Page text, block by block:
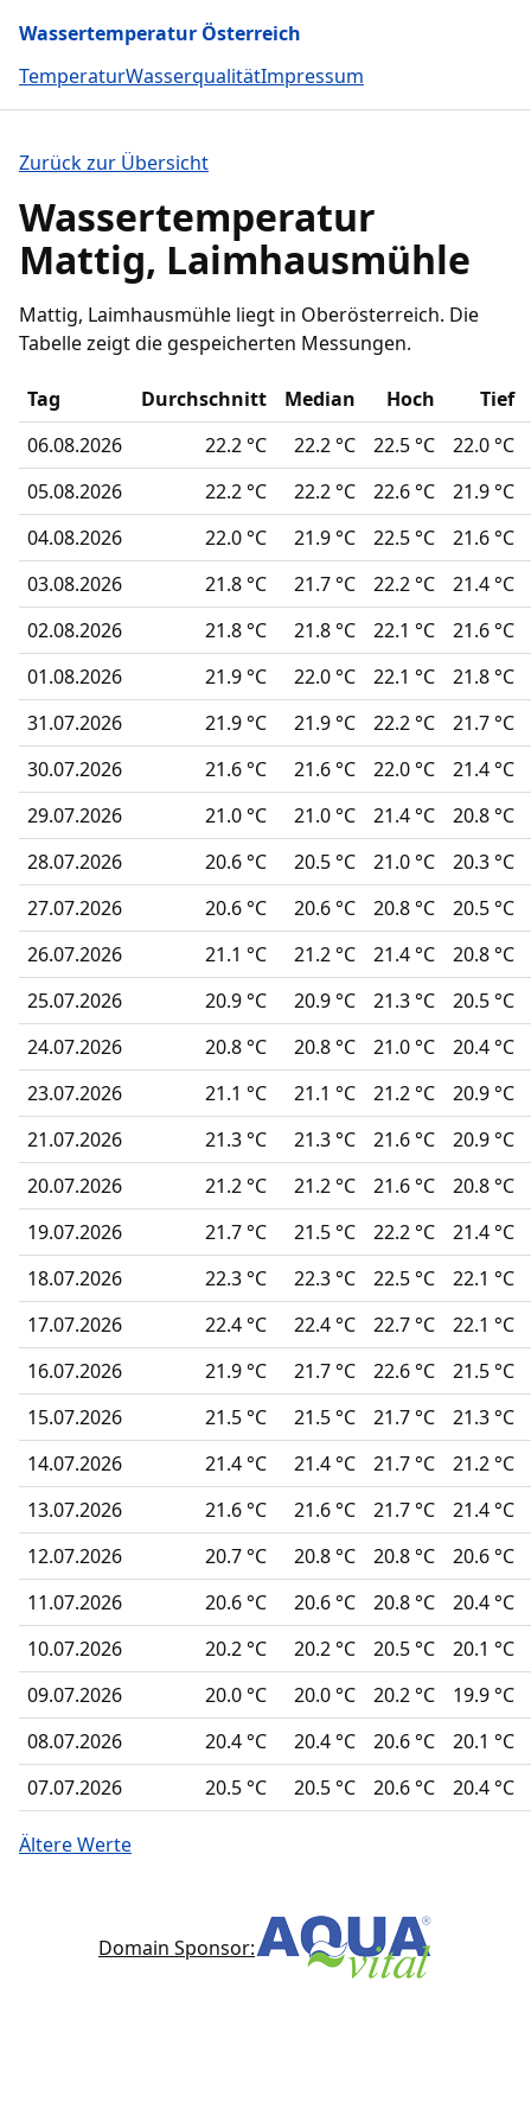
Wassertemperatur Österreich
TemperaturWasserqualitätImpressum
Zurück zur Übersicht
Wassertemperatur
Mattig, Laimhausmühle
Mattig, Laimhausmühle liegt in Oberösterreich. Die
Tabelle zeigt die gespeicherten Messungen.
Tag Durchschnitt Median Hoch
Tief
06.08.2026
22.2 °C 22.2 °C 22.5 °C
22.0 °C
05.08.2026
22.2 °C 22.2 °C 22.6 °C
21.9 °C
04.08.2026
22.0 °C 21.9 °C 22.5 °C
21.6 °C
03.08.2026
21.8 °C 21.7 °C 22.2 °C
21.4 °C
02.08.2026
21.8 °C 21.8 °C 22.1 °C
21.6 °C
01.08.2026
21.9 °C 22.0 °C 22.1 °C
21.8 °C
31.07.2026
21.9 °C 21.9 °C 22.2 °C
21.7 °C
30.07.2026
21.6 °C 21.6 °C 22.0 °C
21.4 °C
29.07.2026
21.0 °C 21.0 °C 21.4 °C
20.8 °C
28.07.2026
20.6 °C 20.5 °C 21.0 °C
20.3 °C
27.07.2026
20.6 °C 20.6 °C 20.8 °C
20.5 °C
26.07.2026
21.1 °C 21.2 °C 21.4 °C
20.8 °C
25.07.2026
20.9 °C 20.9 °C 21.3 °C
20.5 °C
24.07.2026
20.8 °C 20.8 °C 21.0 °C
20.4 °C
23.07.2026
21.1 °C 21.1 °C 21.2 °C
20.9 °C
21.07.2026
21.3 °C 21.3 °C 21.6 °C
20.9 °C
20.07.2026
21.2 °C 21.2 °C 21.6 °C
20.8 °C
19.07.2026
21.7 °C 21.5 °C 22.2 °C
21.4 °C
18.07.2026
22.3 °C 22.3 °C 22.5 °C
22.1 °C
17.07.2026
22.4 °C 22.4 °C 22.7 °C
22.1 °C
16.07.2026
21.9 °C 21.7 °C 22.6 °C
21.5 °C
15.07.2026
21.5 °C 21.5 °C 21.7 °C
21.3 °C
14.07.2026
21.4 °C 21.4 °C 21.7 °C
21.2 °C
13.07.2026
21.6 °C 21.6 °C 21.7 °C
21.4 °C
12.07.2026
20.7 °C 20.8 °C 20.8 °C
20.6 °C
11.07.2026
20.6 °C 20.6 °C 20.8 °C
20.4 °C
10.07.2026
20.2 °C 20.2 °C 20.5 °C
20.1 °C
09.07.2026
20.0 °C 20.0 °C 20.2 °C
19.9 °C
08.07.2026
20.4 °C 20.4 °C 20.6 °C
20.1 °C
07.07.2026
20.5 °C 20.5 °C 20.6 °C 20.4 °C
Ältere Werte
Domain Sponsor: